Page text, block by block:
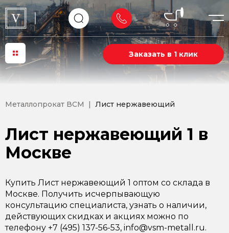
Заказать в 1 клик
Металлопрокат ВСМ Лист нержавеющий
Лист нержавеющий 1 в
Москве
Купить Лист нержавеющий 1 оптом со склада в
Москве. Получить исчерпывающую
консультацию специалиста, узнать о наличии,
действующих скидках и акциях можно по
телефону +7 (495) 137-56-53, info@vsm-metall.ru.